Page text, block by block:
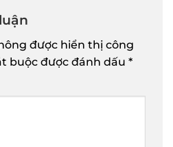
được hiển thị công
buộc được đánh dấu *